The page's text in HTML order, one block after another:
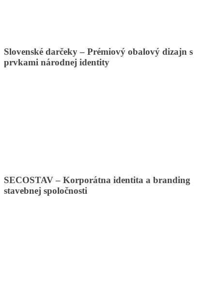
Slovenské darčeky – Prémiový obalový dizajn s
prvkami národnej identity
SECOSTAV – Korporátna identita a branding
stavebnej spoločnosti